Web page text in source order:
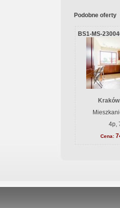
Podobne oferty
BS1-MS-
4p,
Cena: